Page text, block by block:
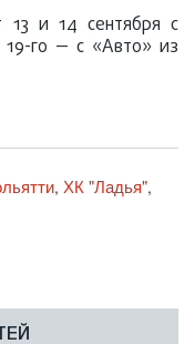
и 14 сентября с
го — с «Авто» из
, ХК "Ладья",